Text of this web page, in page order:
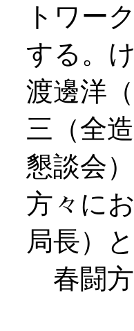
トワー
する。
渡邊洋
三（全
懇談会
方々に
局長）
春闘方